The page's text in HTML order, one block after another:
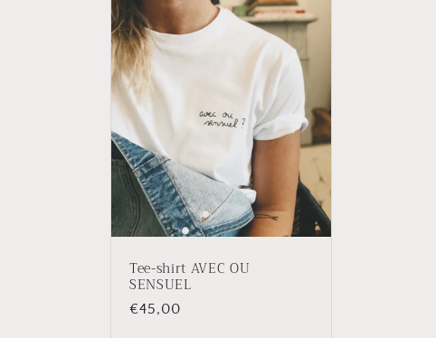
e
c
t
i
o
n
Tee-shirt AVEC OU
SENSUEL
Prix
€45,00